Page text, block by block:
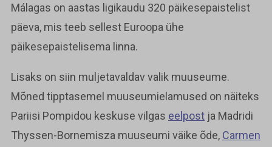
Málagas on aastas ligikaudu 320 päikesepaistelist
päeva, mis teeb sellest Euroopa ühe
päikesepaistelisema linna.
Lisaks on siin muljetavaldav valik muuseume.
Mõned tipptasemel muuseumielamused on näiteks
Pariisi Pompidou keskuse vilgas eelpost ja Madridi
Thyssen-Bornemisza muuseumi väike õde, Carmen